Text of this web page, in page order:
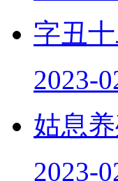
字丑
2023-
姑息
2023-